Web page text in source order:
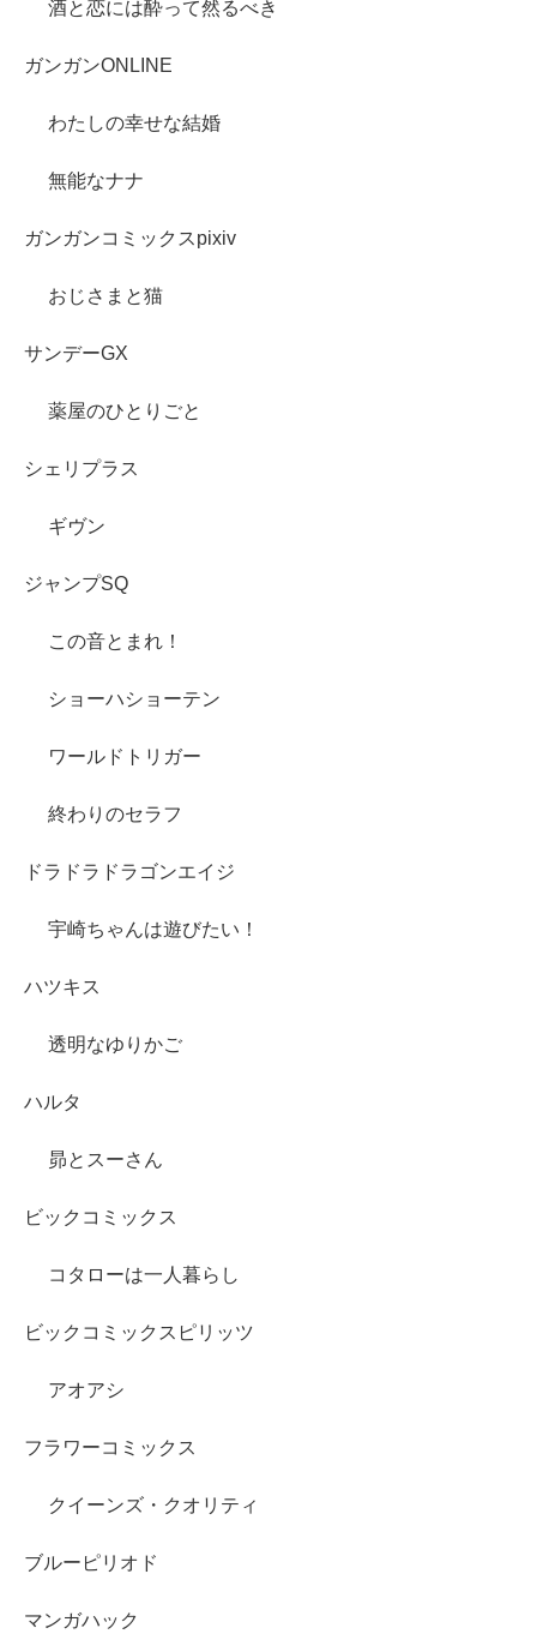
酒と恋には酔って然るべき
ガンガンONLINE
わたしの幸せな結婚
無能なナナ
ガンガンコミックスpixiv
おじさまと猫
サンデーGX
薬屋のひとりごと
シェリプラス
ギヴン
ジャンプSQ
この音とまれ！
ショーハショーテン
ワールドトリガー
終わりのセラフ
ドラドラドラゴンエイジ
宇崎ちゃんは遊びたい！
ハツキス
透明なゆりかご
ハルタ
昴とスーさん
ビックコミックス
コタローは一人暮らし
ビックコミックスピリッツ
アオアシ
フラワーコミックス
クイーンズ・クオリティ
ブルーピリオド
マンガハック